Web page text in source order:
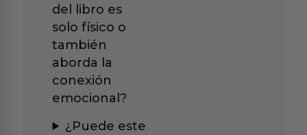
del libro es
solo físico o
también
aborda la
conexión
emocional?
¿Puede este